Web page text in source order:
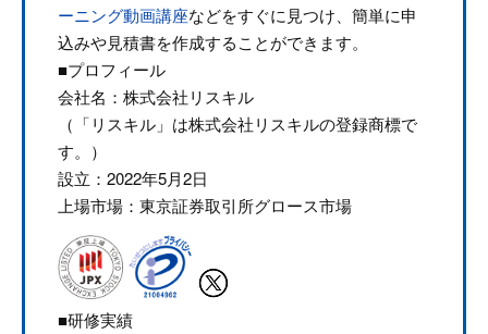
ーニング動画講座などをすぐに見つけ、簡単に申
込みや見積書を作成することができます。
■プロフィール
会社名：株式会社リスキル
（「リスキル」は株式会社リスキルの登録商標で
す。）
設立：2022年5月2日
上場市場：東京証券取引所グロース市場
■研修実績